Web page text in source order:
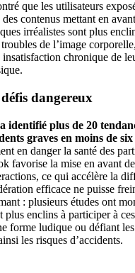
que les utilisateurs
contenus mettant en
irréalistes sont plus
de l’image corporelle,
insatisfaction chronique de
dangereux
identifié plus de 20
graves en moins de
en danger la santé des
favorise la mise en avant
ce qui accélère la
efficace ne puisse
: plusieurs études ont
plus enclins à participer à
forme ludique ou défiant
les risques d’accidents.